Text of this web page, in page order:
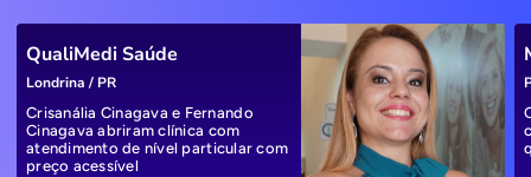
QualiMedi Saúde
Londrina / PR
Crisanália Cinagava e Fernando
Cinagava abriram clínica com
atendimento de nível particular com
preço acessível